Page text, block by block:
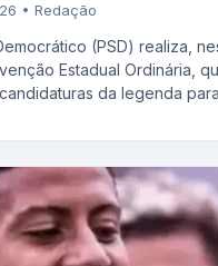
• Redação
(PSD) realiza,
Estadual Ordinária,
da legenda